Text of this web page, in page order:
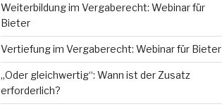
Weiterbildung im Vergaberecht: Webinar für
Bieter
Vertiefung im Vergaberecht: Webinar für Bieter
„Oder gleichwertig“: Wann ist der Zusatz
erforderlich?